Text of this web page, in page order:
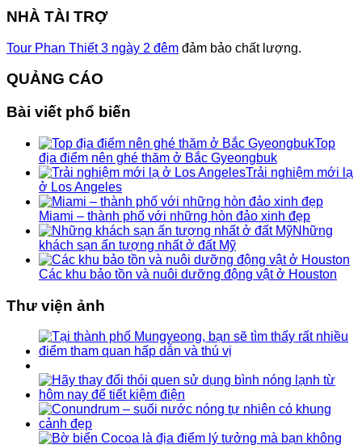
NHÀ TÀI TRỢ
Tour Phan Thiết 3 ngày 2 đêm đảm bảo chất lượng.
QUẢNG CÁO
Bài viết phổ biến
Top
địa điểm nên ghé thăm ở Bắc Gyeongbuk
Trải nghiệm mới lạ
ở Los Angeles
Miami – thành phố với những hòn đảo xinh đẹp
Những
khách sạn ấn tượng nhất ở đất Mỹ
Các khu bảo tồn và nuôi dưỡng động vật ở Houston
Thư viện ảnh